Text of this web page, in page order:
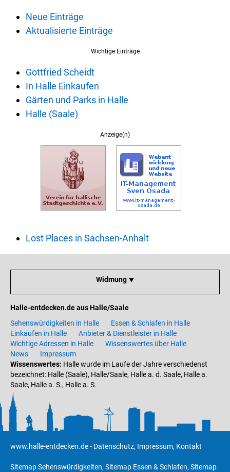
Neue Einträge
Aktualisierte Einträge
Wichtige Einträge
Gottfried Scheidt
In Halle Einkaufen
Gärten und Parks in Halle
Halle (Saale)
Anzeige(n)
Lost Places in Sachsen-Anhalt
Widmung ⯆
Halle-entdecken.de aus Halle/Saale
Sehenswürdigkeiten in Halle
Essen & Schlafen in Halle
Einkaufen in Halle
Anbieter & Dienstleister in Halle
Wichtige Adressen in Halle
Wissenswertes über Halle
News
Impressum
Wissenswertes: Halle wurde im Laufe der Jahre verschiedenst
bezeichnet: Halle (Saale), Halle/Saale, Halle a. d. Saale, Halle a.
Saale, Halle a. S., Halle a. S.
www.halle-entdecken.de- Datenschutz, Impressum, Kontakt
Sitemap Sehenswürdigkeiten, Sitemap Essen & Schlafen, Sitemap